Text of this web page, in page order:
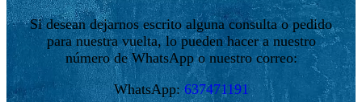
Si desean dejarnos escrito alguna consulta o pedido
para nuestra vuelta, lo pueden hacer a nuestro
número de WhatsApp o nuestro correo:
WhatsApp:637471191